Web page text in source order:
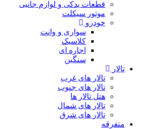
قطعات یدکی و لوازم جانبی
موتور سیکلت
خودرو
سواری و وانت
کلاسیک
اجاره ای
سنگین
تالار
تالار های غرب
تالار های جنوب
هتل تالار ها
تالار های شمال
تالار های شرق
متفرقه